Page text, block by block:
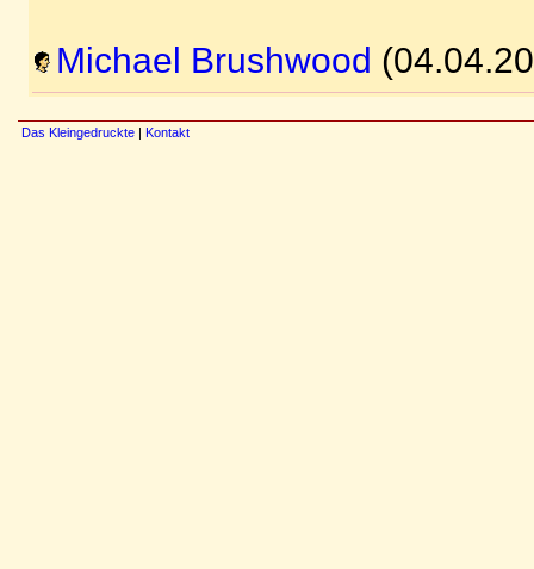
Michael Brushwood
Das Kleingedruckte | Kontakt